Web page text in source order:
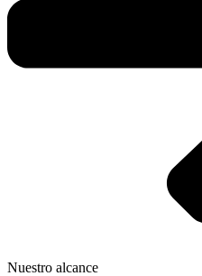
Nuestro alcance